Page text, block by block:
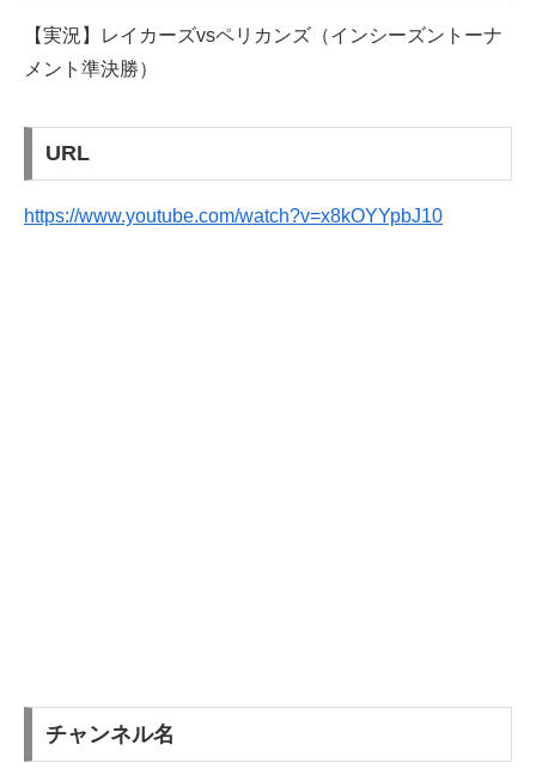
【実況】レイカーズvsペリカンズ（インシーズントーナ
メント準決勝）
URL
https://www.youtube.com/watch?v=x8kOYYpbJ10
チャンネル名